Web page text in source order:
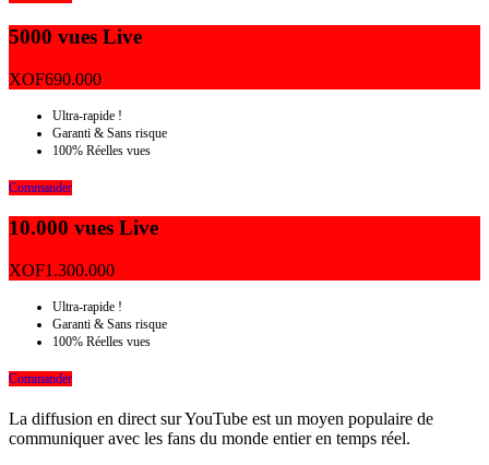
5000 vues Live
XOF690.000
Ultra-rapide !
Garanti & Sans risque
100% Réelles vues
Commander
10.000 vues Live
XOF1.300.000
Ultra-rapide !
Garanti & Sans risque
100% Réelles vues
Commander
La diffusion en direct sur YouTube est un moyen populaire de
communiquer avec les fans du monde entier en temps réel.